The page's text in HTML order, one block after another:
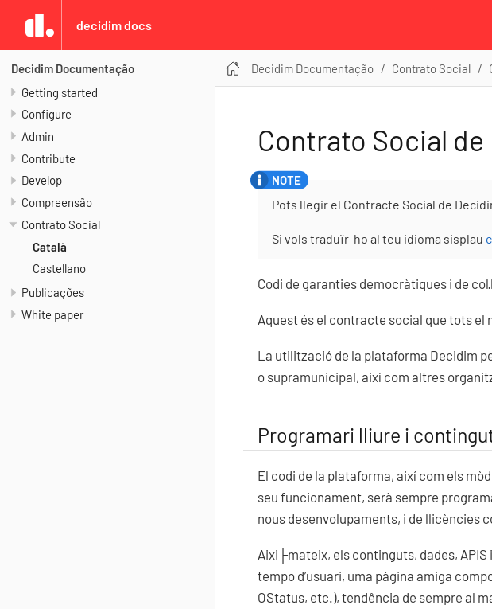
decidim docs
Decidim Documentação
Getting started
Configure
Admin
Contribute
Develop
Compreensão
Contrato Social
Català
Castellano
Publicações
White paper
Decidim Documentação Contrato Social
Contrato Social
Pots llegir el Contracte Social de
Si vols traduïr-ho al teu idioma sisplau
Codi de garanties democràtiques i de
Aquest és el contracte social que tots
La utilització de la plataforma Decidim
o supramunicipal, així com altres
Programari lliure i
El codi de la plataforma, així com els
seu funcionament, serà sempre
nous desenvolupaments, i de llicències
Aixi├mateix, els continguts, dades,
tempo d’usuari, uma página amiga
OStatus, etc.), tendência de sempre al